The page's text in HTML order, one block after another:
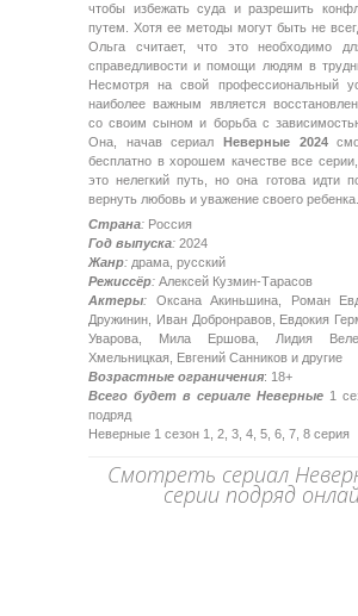
чтобы избежать суда и разрешить
путем. Хотя ее методы могут быть не
Ольга считает, что это необходимо
справедливости и помощи людям в
Несмотря на свой профессиональный
наиболее важным является
со своим сыном и борьба с
Она, начав сериал Неверные 2024
бесплатно в хорошем качестве все
это нелегкий путь, но она готова идти
вернуть любовь и уважение своего ребенка.
Страна: Россия
Год выпуска: 2024
Жанр: драма, русский
Режиссёр: Алексей Кузмин-Тарасов
Актеры: Оксана Акиньшина, Роман
Дружинин, Иван Добронравов, Евдокия
Уварова, Мила Ершова, Лидия
Хмельницкая, Евгений Санников и другие
Возрастные ограничения: 18+
Всего будет в сериале Неверные 1
подряд
Неверные 1 сезон 1, 2, 3, 4, 5, 6, 7, 8 серия
Смотреть сериал
серии подряд